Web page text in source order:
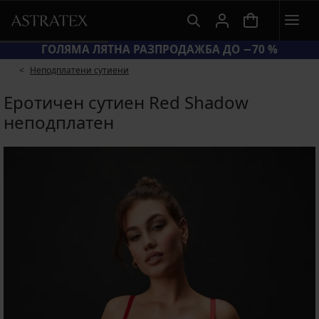
ГОЛЯМА ЛЯТНА РАЗПРОДАЖБА ДО −70 %
Неподплатени сутиени
Еротичен сутиен Red Shadow
неподплатен